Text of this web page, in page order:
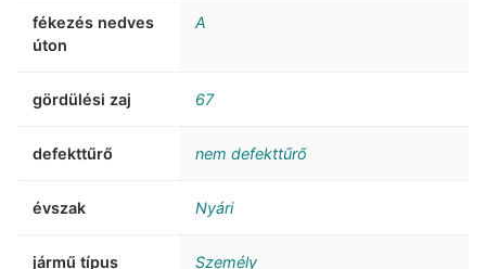
fékezés nedves
úton
A
gördülési zaj 67
defekttűrő nem defekttűrő
évszak Nyári
jármű típus Személy